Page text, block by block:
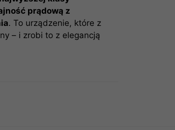
prądową z
. To urządzenie, które z
– i zrobi to z elegancją